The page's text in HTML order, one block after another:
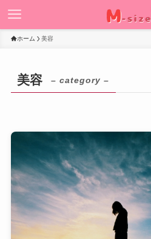
ホーム 美容
美容 – category –